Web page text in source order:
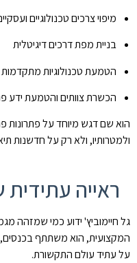
מיפוי צרכים טכנולוגיים
בניית מפת דרכים דיגיטלית
הטמעת טכנולוגיות מתקדמות
הכשרת צוותים והטמעת ידע
הוא שם דגש מיוחד על פתרונות
ולמטרותיו, ולא רק על חדשנות
ראייה
גל חיימוביץ' ידוע כמי שמזהה
המקצועית, הוא משתתף
על עתיד עולם התקשורת.